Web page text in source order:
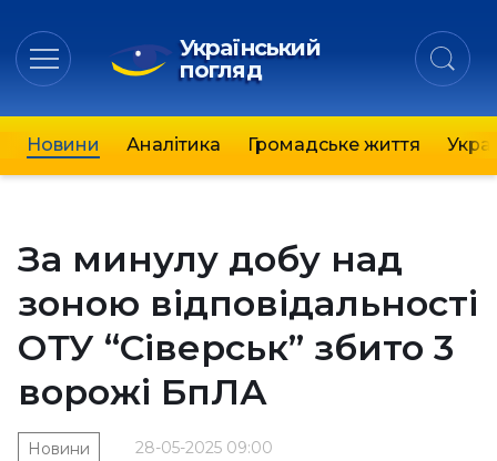
Український
погляд
Новини Аналітика Громадське життя
За минулу добу над
зоною відповідальності
ОТУ “Сіверськ” збито 3
ворожі БпЛА
28-05-2025 09:00
Новини